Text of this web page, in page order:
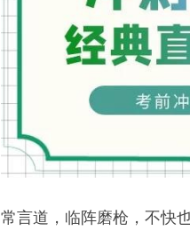
常言道，临阵磨枪，不快